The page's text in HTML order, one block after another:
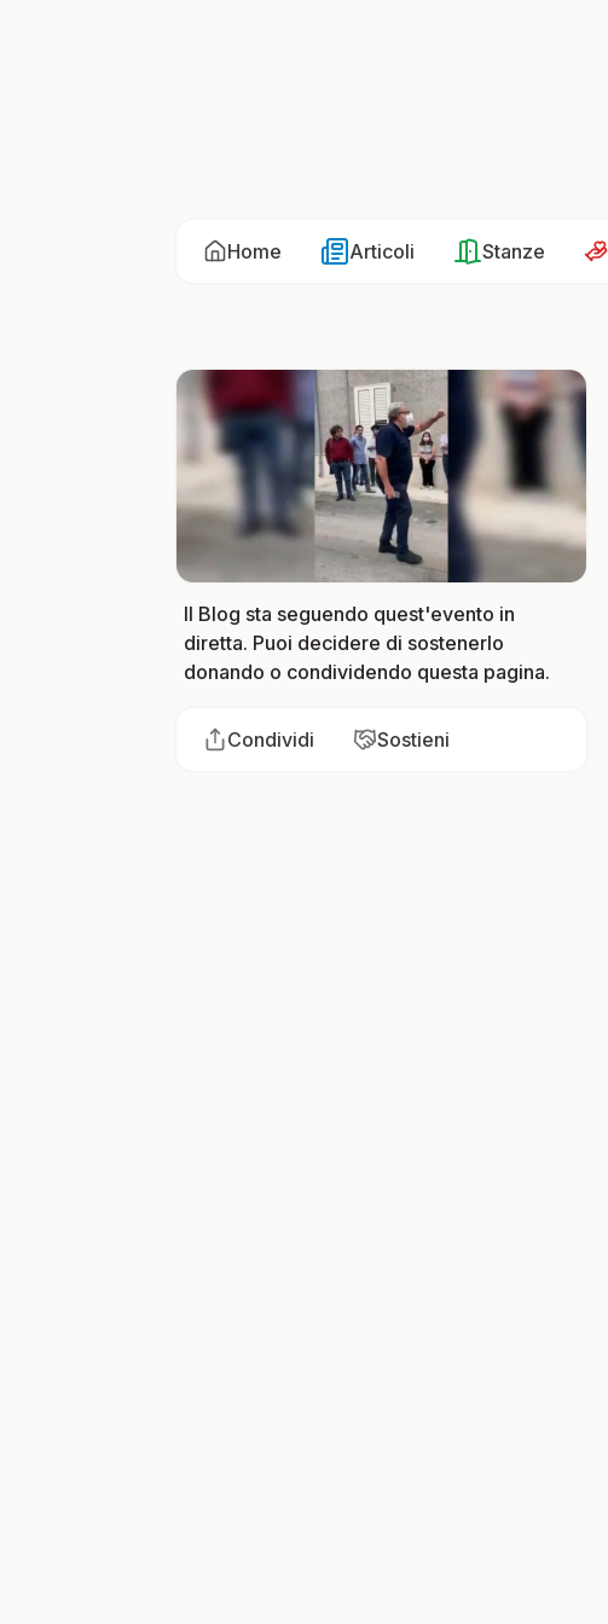
Home Articoli Stanze
Il Blog sta seguendo quest'evento in
diretta. Puoi decidere di sostenerlo
donando o condividendo questa pagina.
Condividi Sostieni